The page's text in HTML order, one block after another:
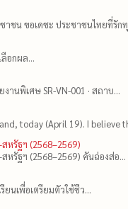
ชน ขอเดชะ ประชาชนไทยที่รัก
อกผล...
นพิเศษ SR-VN-001 · สถาบ...
today (April 19). I believe
หรัฐฯ (2568–2569)
หรัฐฯ (2568–2569) คันฉ่องส่อ...
ยนเพื่อเตรียมตัวใช้ชีว...